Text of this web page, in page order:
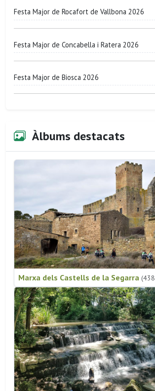
Festa Major de Rocafort de Vallbona 2026
Festa Major de Concabella i Ratera 2026
Festa Major de Biosca 2026
Àlbums destacats
Marxa dels Castells de la Segarra (438